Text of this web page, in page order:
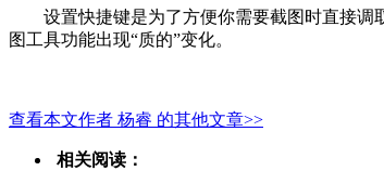
设置快捷键是为了方便你需要截图时直接调取
图工具功能出现“质的”变化。
查看本文作者 杨睿 的其他文章>>
相关阅读：